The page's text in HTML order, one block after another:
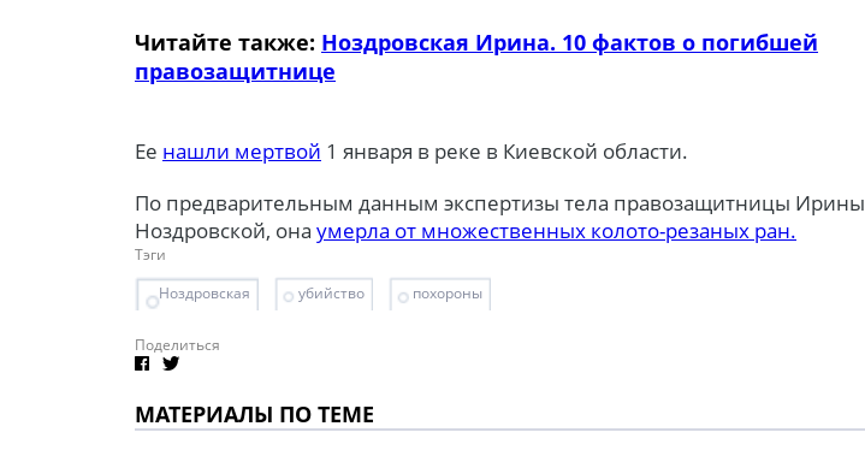
Читайте также: Ноздровская Ирина. 10 фактов о погибшей
правозащитнице
Ее нашли мертвой 1 января в реке в Киевской области.
По предварительным данным экспертизы тела правозащитницы Ирины
Ноздровской, она умерла от множественных колото-резаных ран.
Тэги
Ноздровская
убийство похороны
Поделиться
МАТЕРИАЛЫ ПО ТЕМЕ